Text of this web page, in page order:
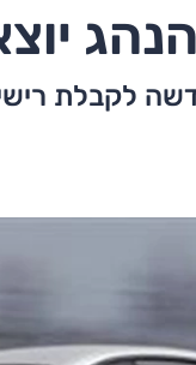
לקבלת